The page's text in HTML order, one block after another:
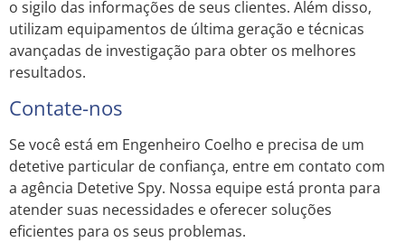
o sigilo das informações de seus clientes. Além disso,
utilizam equipamentos de última geração e técnicas
avançadas de investigação para obter os melhores
resultados.
Contate-nos
Se você está em Engenheiro Coelho e precisa de um
detetive particular de confiança, entre em contato com
a agência Detetive Spy. Nossa equipe está pronta para
atender suas necessidades e oferecer soluções
eficientes para os seus problemas.